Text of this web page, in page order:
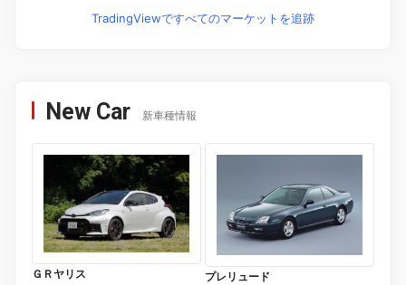
TradingViewですべてのマーケットを追跡
New Car 新車種情報
ＧＲヤリス プレリュード